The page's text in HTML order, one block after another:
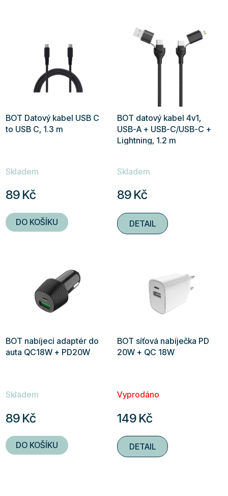
BOT Datový kabel USB C
to USB C, 1.3 m
Skladem
89 Kč
DO KOŠÍKU
BOT datový kabel 4v1,
USB-A + USB-C/USB-C +
Lightning, 1.2 m
Skladem
89 Kč
DETAIL
BOT nabíjecí adaptér do
auta QC18W + PD20W
Skladem
89 Kč
DO KOŠÍKU
BOT síťová nabíječka PD
20W + QC 18W
Vyprodáno
149 Kč
DETAIL